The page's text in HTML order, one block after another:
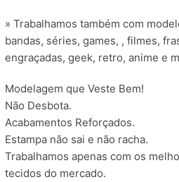
» Trabalhamos também com
bandas, séries, games, , filmes,
engraçadas, geek, retro, anime e
Modelagem que Veste Bem!
Não Desbota.
Acabamentos Reforçados.
Estampa não sai e não racha.
Trabalhamos apenas com os
tecidos do mercado.